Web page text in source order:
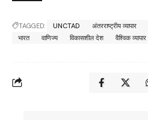
TAGGED: UNCTAD अंतरराष्ट्रीय व्यापार
भारत
वाणिज्य विकासशील देश वैश्विक व्यापार